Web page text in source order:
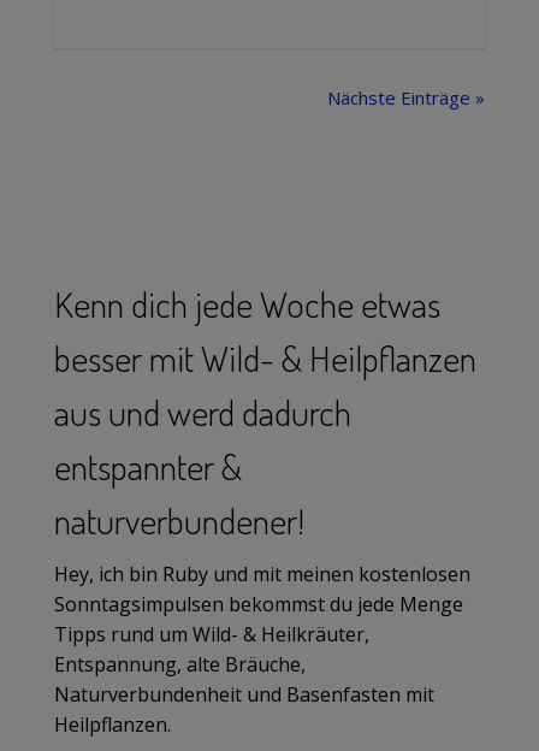
Nächste Einträge »
Kenn dich jede Woche etwas
besser mit Wild- & Heilpflanzen
aus und werd dadurch
entspannter &
naturverbundener!
Hey, ich bin Ruby und mit meinen kostenlosen
Sonntagsimpulsen bekommst du jede Menge
Tipps rund um Wild- & Heilkräuter,
Entspannung, alte Bräuche,
Naturverbundenheit und Basenfasten mit
Heilpflanzen.